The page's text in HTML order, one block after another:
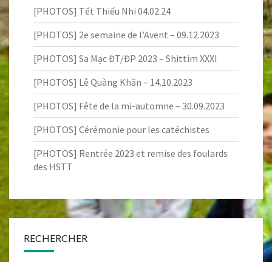
[PHOTOS] Tết Thiếu Nhi 04.02.24
[PHOTOS] 2e semaine de l’Avent – 09.12.2023
[PHOTOS] Sa Mạc ĐT/ĐP 2023 – Shittim XXXI
[PHOTOS] Lễ Quàng Khăn – 14.10.2023
[PHOTOS] Fête de la mi-automne – 30.09.2023
[PHOTOS] Cérémonie pour les catéchistes
[PHOTOS] Rentrée 2023 et remise des foulards
des HSTT
RECHERCHER